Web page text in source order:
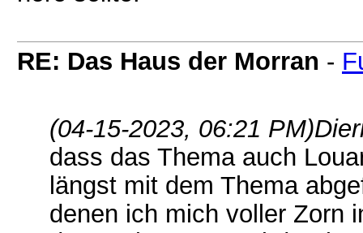
RE: Das Haus der Morran -
(04-15-2023, 06:21 PM)
dass das Thema auch
längst mit dem Thema
denen ich mich voller Zorn